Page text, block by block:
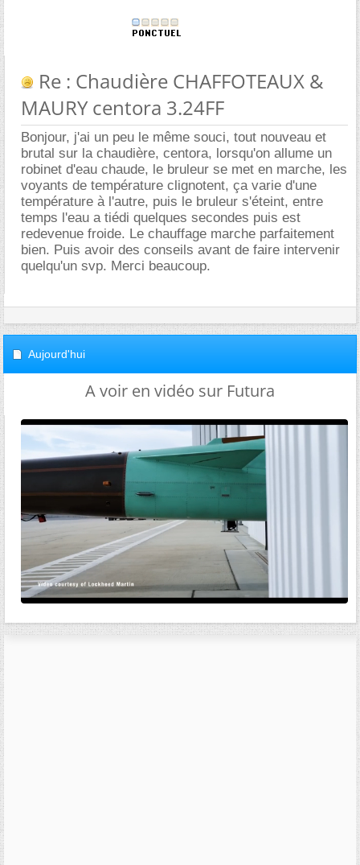
Re : Chaudière CHAFFOTEAUX &
MAURY centora 3.24FF
Bonjour, j'ai un peu le même souci, tout nouveau et
brutal sur la chaudière, centora, lorsqu'on allume un
robinet d'eau chaude, le bruleur se met en marche, les
voyants de température clignotent, ça varie d'une
température à l'autre, puis le bruleur s'éteint, entre
temps l'eau a tiédi quelques secondes puis est
redevenue froide. Le chauffage marche parfaitement
bien. Puis avoir des conseils avant de faire intervenir
quelqu'un svp. Merci beaucoup.
Aujourd'hui
A voir en vidéo sur Futura